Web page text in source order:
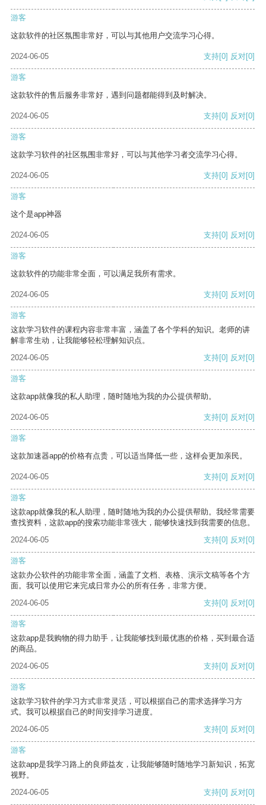
游客
这款软件的社区氛围非常好，可以与其他用户交流学习心得。
2024-06-05 支持[0] 反对[0]
游客
这款软件的售后服务非常好，遇到问题都能得到及时解决。
2024-06-05 支持[0] 反对[0]
游客
这款学习软件的社区氛围非常好，可以与其他学习者交流学习心得。
2024-06-05 支持[0] 反对[0]
游客
这个是app神器
2024-06-05 支持[0] 反对[0]
游客
这款软件的功能非常全面，可以满足我所有需求。
2024-06-05 支持[0] 反对[0]
游客
这款学习软件的课程内容非常丰富，涵盖了各个学科的知识。老师的讲
解非常生动，让我能够轻松理解知识点。
2024-06-05
支持[0] 反对[0]
游客
这款app就像我的私人助理，随时随地为我的办公提供帮助。
2024-06-05 支持[0] 反对[0]
游客
这款加速器app的价格有点贵，可以适当降低一些，这样会更加亲民。
2024-06-05 支持[0] 反对[0]
游客
这款app就像我的私人助理，随时随地为我的办公提供帮助。我经常需要
查找资料，这款app的搜索功能非常强大，能够快速找到我需要的信息。
2024-06-05
支持[0] 反对[0]
游客
这款办公软件的功能非常全面，涵盖了文档、表格、演示文稿等各个方
面。我可以使用它来完成日常办公的所有任务，非常方便。
2024-06-05
支持[0] 反对[0]
游客
这款app是我购物的得力助手，让我能够找到最优惠的价格，买到最合适
的商品。
2024-06-05
支持[0] 反对[0]
游客
这款学习软件的学习方式非常灵活，可以根据自己的需求选择学习方
式。我可以根据自己的时间安排学习进度。
2024-06-05
支持[0] 反对[0]
游客
这款app是我学习路上的良师益友，让我能够随时随地学习新知识，拓宽
视野。
2024-06-05
支持[0] 反对[0]